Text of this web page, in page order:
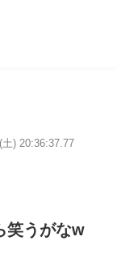
土) 20:36:37.77
笑うがなw